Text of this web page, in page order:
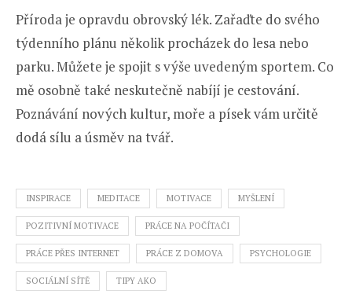
Příroda je opravdu obrovský lék. Zařaďte do svého
týdenního plánu několik procházek do lesa nebo
parku. Můžete je spojit s výše uvedeným sportem. Co
mě osobně také neskutečně nabíjí je cestování.
Poznávání nových kultur, moře a písek vám určitě
dodá sílu a úsměv na tvář.
INSPIRACE MEDITACE MOTIVACE MYŠLENÍ
POZITIVNÍ MOTIVACE PRÁCE NA POČÍTAČI
PRÁCE PŘES INTERNET PRÁCE Z DOMOVA PSYCHOLOGIE
SOCIÁLNÍ SÍTĚ TIPY AKO